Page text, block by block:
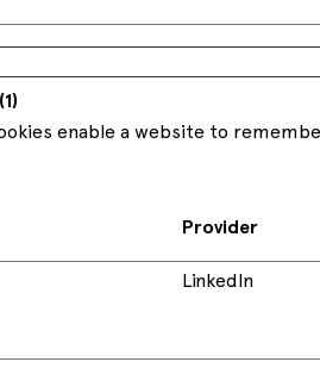
enable a website to
Provider
LinkedIn